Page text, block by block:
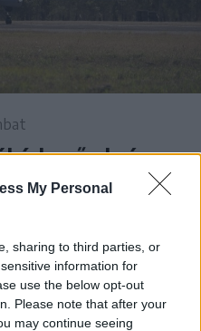
My Personal
sharing to third parties, or
information for
use the below opt-out
Please note that after your
may continue seeing
érkező ukrán
Bulgáriában –